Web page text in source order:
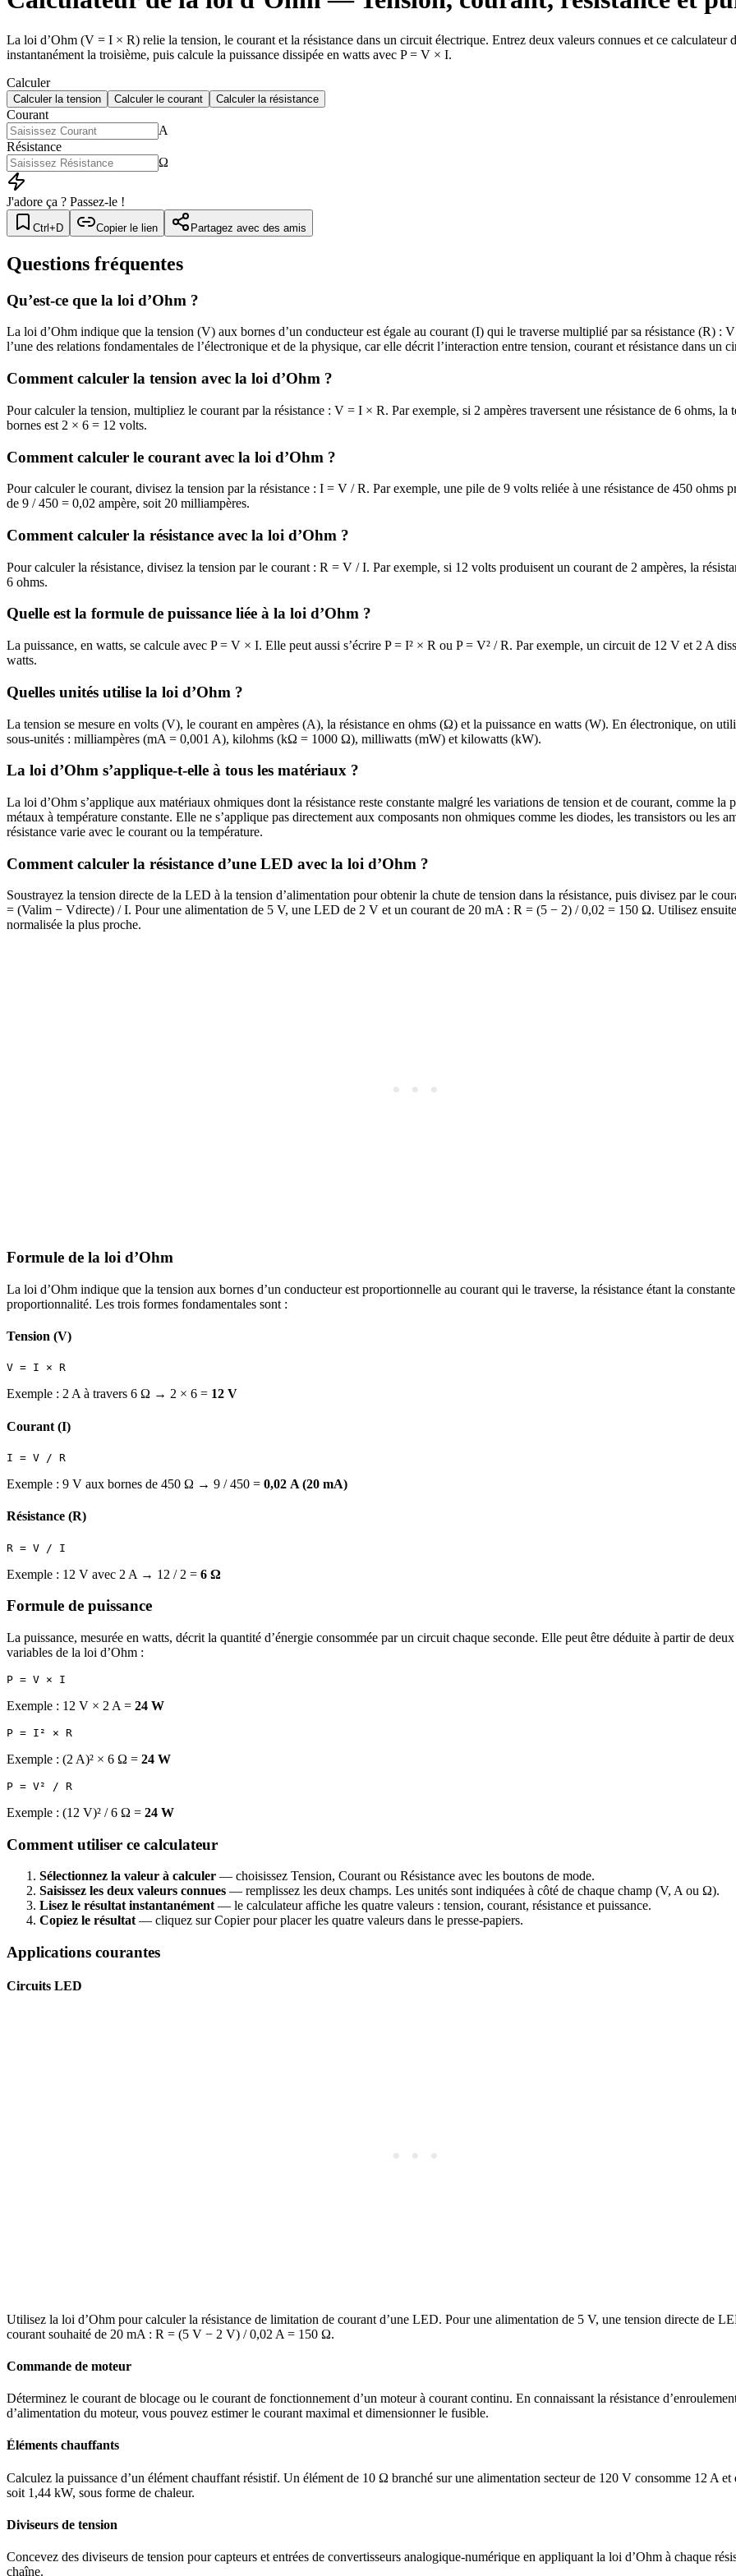
La loi d’Ohm (V = I × R) relie la tension, le courant et la résistance dans un circuit électrique. Entrez deux valeurs connues et ce calculateur
instantanément la troisième, puis calcule la puissance dissipée en watts avec P = V × I.
Calculer
Calculer la tension Calculer le courant Calculer la résistance
Courant
A
Résistance
Ω
J'adore ça ? Passez-le !
Ctrl+D Copier le lien Partagez avec des amis
Questions fréquentes
Qu’est-ce que la loi d’Ohm ?
La loi d’Ohm indique que la tension (V) aux bornes d’un conducteur est égale au courant (I) qui le traverse multiplié par sa résistance (R) :
l’une des relations fondamentales de l’électronique et de la physique, car elle décrit l’interaction entre tension, courant et résistance dans un
Comment calculer la tension avec la loi d’Ohm ?
Pour calculer la tension, multipliez le courant par la résistance : V = I × R. Par exemple, si 2 ampères traversent une résistance de 6 ohms, la
bornes est 2 × 6 = 12 volts.
Comment calculer le courant avec la loi d’Ohm ?
Pour calculer le courant, divisez la tension par la résistance : I = V / R. Par exemple, une pile de 9 volts reliée à une résistance de 450 ohms
de 9 / 450 = 0,02 ampère, soit 20 milliampères.
Comment calculer la résistance avec la loi d’Ohm ?
Pour calculer la résistance, divisez la tension par le courant : R = V / I. Par exemple, si 12 volts produisent un courant de 2 ampères, la
6 ohms.
Quelle est la formule de puissance liée à la loi d’Ohm ?
La puissance, en watts, se calcule avec P = V × I. Elle peut aussi s’écrire P = I² × R ou P = V² / R. Par exemple, un circuit de 12 V et 2 A
watts.
Quelles unités utilise la loi d’Ohm ?
La tension se mesure en volts (V), le courant en ampères (A), la résistance en ohms (Ω) et la puissance en watts (W). En électronique, on
sous-unités : milliampères (mA = 0,001 A), kilohms (kΩ = 1000 Ω), milliwatts (mW) et kilowatts (kW).
La loi d’Ohm s’applique-t-elle à tous les matériaux ?
La loi d’Ohm s’applique aux matériaux ohmiques dont la résistance reste constante malgré les variations de tension et de courant, comme la
métaux à température constante. Elle ne s’applique pas directement aux composants non ohmiques comme les diodes, les transistors ou les
résistance varie avec le courant ou la température.
Comment calculer la résistance d’une LED avec la loi d’Ohm ?
Soustrayez la tension directe de la LED à la tension d’alimentation pour obtenir la chute de tension dans la résistance, puis divisez par le
= (Valim − Vdirecte) / I. Pour une alimentation de 5 V, une LED de 2 V et un courant de 20 mA : R = (5 − 2) / 0,02 = 150 Ω. Utilisez
normalisée la plus proche.
Formule de la loi d’Ohm
La loi d’Ohm indique que la tension aux bornes d’un conducteur est proportionnelle au courant qui le traverse, la résistance étant la
proportionnalité. Les trois formes fondamentales sont :
Tension (V)
Exemple : 2 A à travers 6 Ω → 2 × 6 = 12 V
Courant (I)
Exemple : 9 V aux bornes de 450 Ω → 9 / 450 = 0,02 A (20 mA)
Résistance (R)
Exemple : 12 V avec 2 A → 12 / 2 = 6 Ω
Formule de puissance
La puissance, mesurée en watts, décrit la quantité d’énergie consommée par un circuit chaque seconde. Elle peut être déduite à partir de
variables de la loi d’Ohm :
Exemple : 12 V × 2 A = 24 W
Exemple : (2 A)² × 6 Ω = 24 W
Exemple : (12 V)² / 6 Ω = 24 W
Comment utiliser ce calculateur
Sélectionnez la valeur à calculer — choisissez Tension, Courant ou Résistance avec les boutons de mode.
Saisissez les deux valeurs connues — remplissez les deux champs. Les unités sont indiquées à côté de chaque champ (V, A ou Ω).
Lisez le résultat instantanément — le calculateur affiche les quatre valeurs : tension, courant, résistance et puissance.
Copiez le résultat — cliquez sur Copier pour placer les quatre valeurs dans le presse-papiers.
Applications courantes
Circuits LED
Utilisez la loi d’Ohm pour calculer la résistance de limitation de courant d’une LED. Pour une alimentation de 5 V, une tension directe de
courant souhaité de 20 mA : R = (5 V − 2 V) / 0,02 A = 150 Ω.
Commande de moteur
Déterminez le courant de blocage ou le courant de fonctionnement d’un moteur à courant continu. En connaissant la résistance
d’alimentation du moteur, vous pouvez estimer le courant maximal et dimensionner le fusible.
Éléments chauffants
Calculez la puissance d’un élément chauffant résistif. Un élément de 10 Ω branché sur une alimentation secteur de 120 V consomme 12 A et
soit 1,44 kW, sous forme de chaleur.
Diviseurs de tension
Concevez des diviseurs de tension pour capteurs et entrées de convertisseurs analogique-numérique en appliquant la loi d’Ohm à chaque
chaîne.